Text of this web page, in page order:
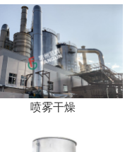
喷雾干燥